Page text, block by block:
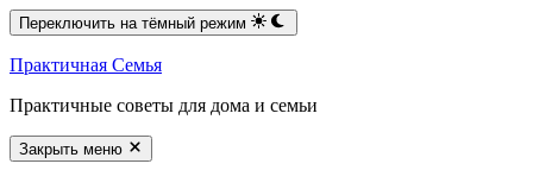
Переключить на тёмный режим
Практичная Семья
Практичные советы для дома и семьи
Закрыть меню